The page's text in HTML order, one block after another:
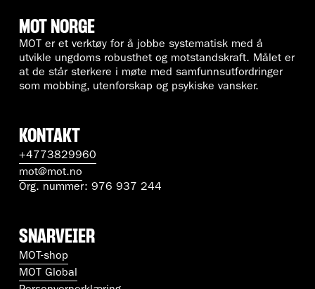
MOT NORGE
MOT er et verktøy for å jobbe systematisk med å
utvikle ungdoms robusthet og motstandskraft. Målet er
at de står sterkere i møte med samfunnsutfordringer
som mobbing, utenforskap og psykiske vansker.
KONTAKT
+4773829960
mot@mot.no
Org. nummer: 976 937 244
SNARVEIER
MOT-shop
MOT Global